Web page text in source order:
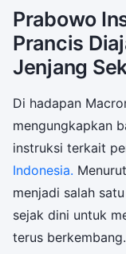
Prabowo
Prancis
Jenjang
Di hadapan
mengungkapkan
instruksi terkait
Indonesia.
menjadi salah
sejak dini untuk
terus